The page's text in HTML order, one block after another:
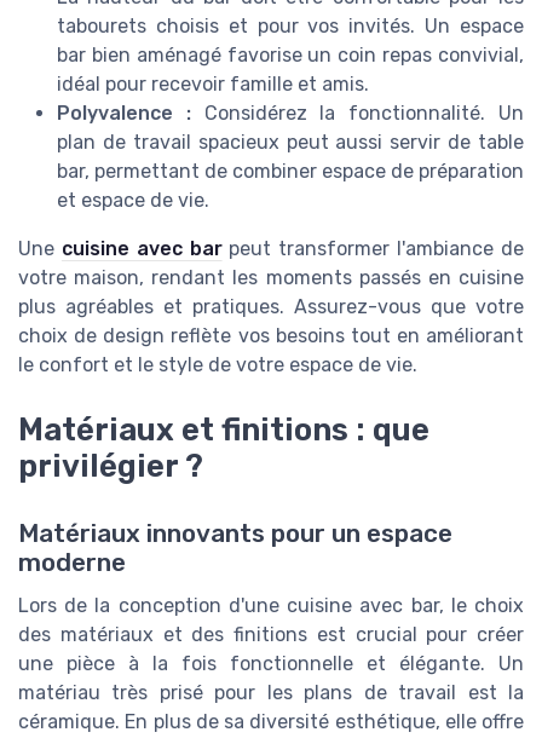
tabourets choisis et pour vos invités. Un espace
bar bien aménagé favorise un coin repas convivial,
idéal pour recevoir famille et amis.
Polyvalence :Considérez la fonctionnalité. Un
plan de travail spacieux peut aussi servir de table
bar, permettant de combiner espace de préparation
et espace de vie.
Une cuisine avec barpeut transformer l'ambiance de
votre maison, rendant les moments passés en cuisine
plus agréables et pratiques. Assurez-vous que votre
choix de design reflète vos besoins tout en améliorant
le confort et le style de votre espace de vie.
Matériaux et finitions : que
privilégier ?
Matériaux innovants pour un espace
moderne
Lors de la conception d'une cuisine avec bar, le choix
des matériaux et des finitions est crucial pour créer
une pièce à la fois fonctionnelle et élégante. Un
matériau très prisé pour les plans de travail est la
céramique. En plus de sa diversité esthétique, elle offre